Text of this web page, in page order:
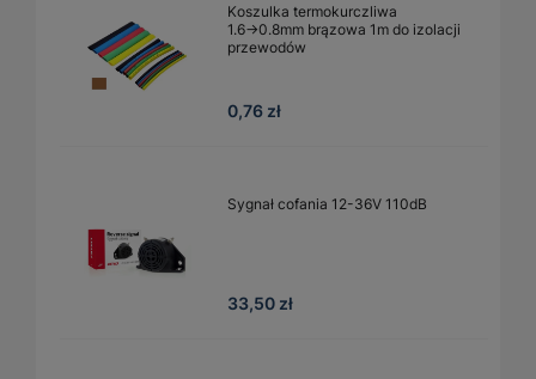
Koszulka termokurczliwa
1.6→0.8mm brązowa 1m do izolacji
przewodów
0,76 zł
Sygnał cofania 12-36V 110dB
33,50 zł